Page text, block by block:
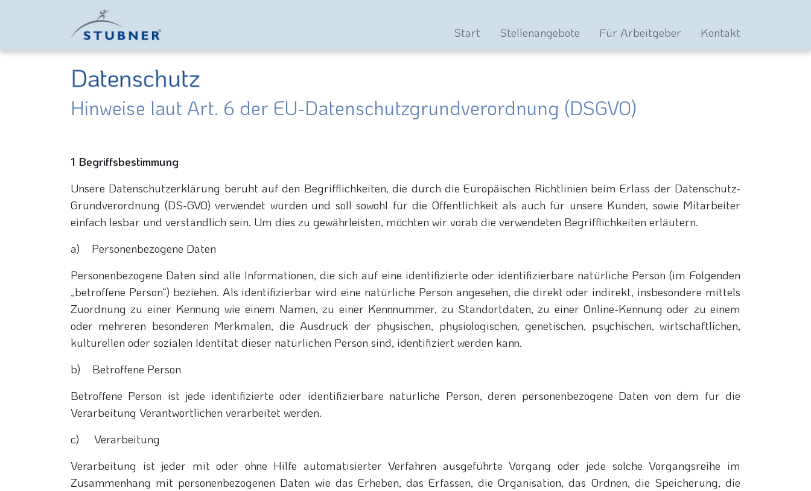
Start Stellenangebote Für Arbeitgeber Kontakt
Datenschutz
Hinweise laut Art. 6 der EU-Datenschutzgrundverordnung (DSGVO)
1 Begriffsbestimmung
Unsere Datenschutzerklärung beruht auf den Begrifflichkeiten, die durch die Europäischen Richtlinien beim Erlass der Datenschutz-
Grundverordnung (DS-GVO) verwendet wurden und soll sowohl für die Öffentlichkeit als auch für unsere Kunden, sowie Mitarbeiter
einfach lesbar und verständlich sein. Um dies zu gewährleisten, möchten wir vorab die verwendeten Begrifflichkeiten erläutern.
a) Personenbezogene Daten
Personenbezogene Daten sind alle Informationen, die sich auf eine identifizierte oder identifizierbare natürliche Person (im Folgenden
„betroffene Person“) beziehen. Als identifizierbar wird eine natürliche Person angesehen, die direkt oder indirekt, insbesondere mittels
Zuordnung zu einer Kennung wie einem Namen, zu einer Kennnummer, zu Standortdaten, zu einer Online-Kennung oder zu einem
oder mehreren besonderen Merkmalen, die Ausdruck der physischen, physiologischen, genetischen, psychischen, wirtschaftlichen,
kulturellen oder sozialen Identität dieser natürlichen Person sind, identifiziert werden kann.
b) Betroffene Person
Betroffene Person ist jede identifizierte oder identifizierbare natürliche Person, deren personenbezogene Daten von dem für die
Verarbeitung Verantwortlichen verarbeitet werden.
c) Verarbeitung
Verarbeitung ist jeder mit oder ohne Hilfe automatisierter Verfahren ausgeführte Vorgang oder jede solche Vorgangsreihe im
Zusammenhang mit personenbezogenen Daten wie das Erheben, das Erfassen, die Organisation, das Ordnen, die Speicherung, die